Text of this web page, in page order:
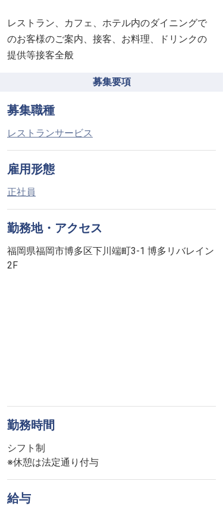
レストラン、カフェ、ホテル内のダイニングで
のお客様のご案内、接客、お料理、ドリンクの
提供等接客全般
募集要項
募集職種
レストランサービス
雇用形態
正社員
勤務地・アクセス
福岡県福岡市博多区下川端町3-1 博多リバレイン
2F
勤務時間
シフト制
※休憩は法定通り付与
給与